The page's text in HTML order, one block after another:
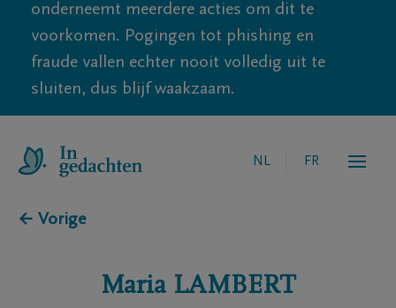
onderneemt meerdere acties om dit te
voorkomen. Pogingen tot phishing en
fraude vallen echter nooit volledig uit te
sluiten, dus blijf waakzaam.
NL FR
← Vorige
Maria LAMBERT